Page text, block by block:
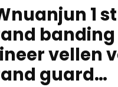
1
banding
vellen
guard…